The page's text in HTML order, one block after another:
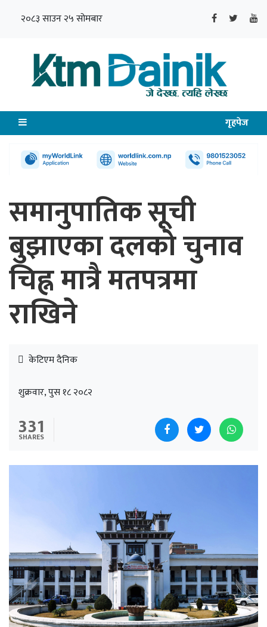
२०८३ साउन २५ सोमबार
गृहपेज
समानुपातिक सूची
बुझाएका दलको चुनाव
चिह्न मात्रै मतपत्रमा
राखिने
केटिएम दैनिक
शुक्रवार, पुस १८ २०८२
331
SHARES